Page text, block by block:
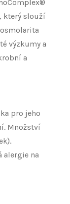
který slouží
výzkumy a
a
pro jeho
Množství
alergie na